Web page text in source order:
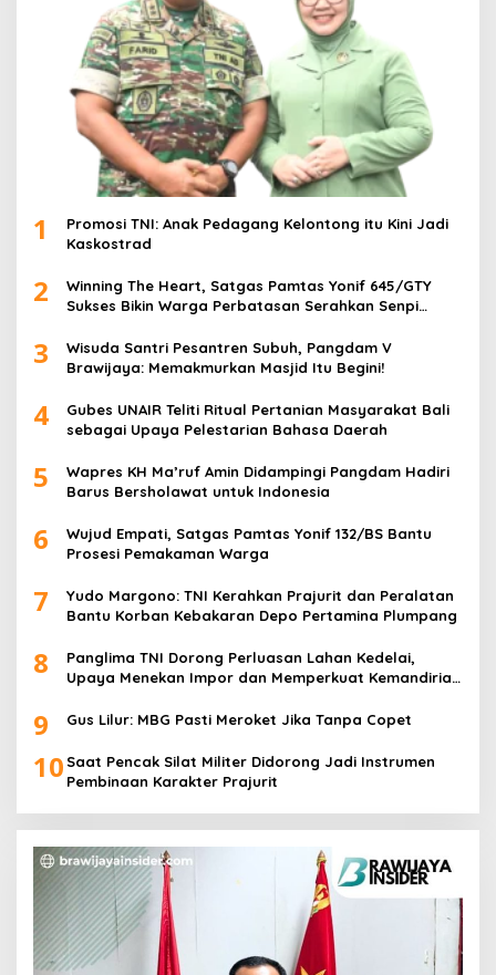
1
Promosi TNI: Anak Pedagang Kelontong itu Kini Jadi
Kaskostrad
2
Winning The Heart, Satgas Pamtas Yonif 645/GTY
Sukses Bikin Warga Perbatasan Serahkan Senpi
3
Wisuda Santri Pesantren Subuh, Pangdam V
Brawijaya: Memakmurkan Masjid Itu Begini!
4
Gubes UNAIR Teliti Ritual Pertanian Masyarakat Bali
sebagai Upaya Pelestarian Bahasa Daerah
5
Wapres KH Ma’ruf Amin Didampingi Pangdam Hadiri
Barus Bersholawat untuk Indonesia
6
Wujud Empati, Satgas Pamtas Yonif 132/BS Bantu
Prosesi Pemakaman Warga
7
Yudo Margono: TNI Kerahkan Prajurit dan Peralatan
Bantu Korban Kebakaran Depo Pertamina Plumpang
8
Panglima TNI Dorong Perluasan Lahan Kedelai,
Upaya Menekan Impor dan Memperkuat Kemandirian
9 Gus Lilur: MBG Pasti Meroket Jika Tanpa Copet
10 Saat Pencak Silat Militer Didorong Jadi Instrumen
Pembinaan Karakter Prajurit